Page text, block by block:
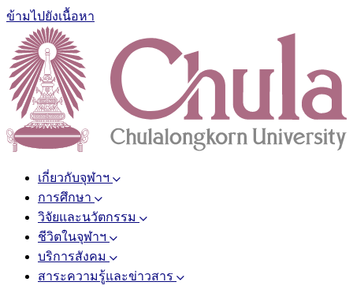
ข้ามไปยังเนื้อหา
เกี่ยวกับจุฬาฯ
การศึกษา
วิจัยและนวัตกรรม
ชีวิตในจุฬาฯ
บริการสังคม
สาระความรู้และข่าวสาร